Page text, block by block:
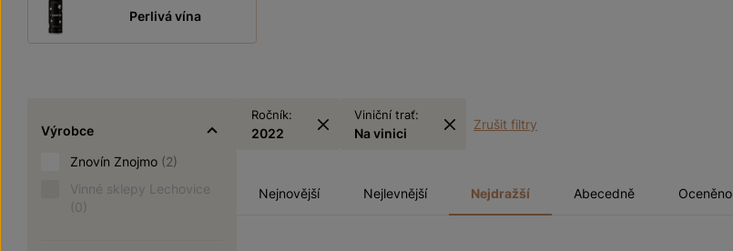
Perlivá vína
Výrobce
Znovín Znojmo (2)
Vinné sklepy Lechovice
(0)
Ročník:
2022
Viniční trať:
Na vinici
Zrušit filtry
Nejnovější Nejlevnější Nejdražší Abecedně Oceněno